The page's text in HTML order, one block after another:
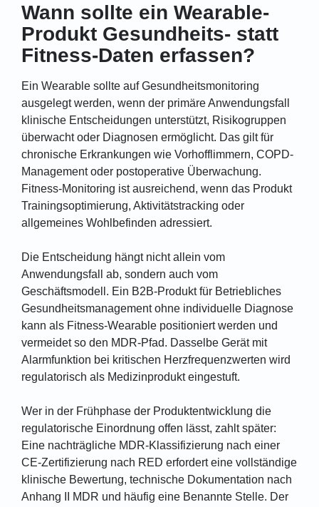
Wann sollte ein Wearable-
Produkt Gesundheits- statt
Fitness-Daten erfassen?
Ein Wearable sollte auf Gesundheitsmonitoring
ausgelegt werden, wenn der primäre Anwendungsfall
klinische Entscheidungen unterstützt, Risikogruppen
überwacht oder Diagnosen ermöglicht. Das gilt für
chronische Erkrankungen wie Vorhofflimmern, COPD-
Management oder postoperative Überwachung.
Fitness-Monitoring ist ausreichend, wenn das Produkt
Trainingsoptimierung, Aktivitätstracking oder
allgemeines Wohlbefinden adressiert.
Die Entscheidung hängt nicht allein vom
Anwendungsfall ab, sondern auch vom
Geschäftsmodell. Ein B2B-Produkt für Betriebliches
Gesundheitsmanagement ohne individuelle Diagnose
kann als Fitness-Wearable positioniert werden und
vermeidet so den MDR-Pfad. Dasselbe Gerät mit
Alarmfunktion bei kritischen Herzfrequenzwerten wird
regulatorisch als Medizinprodukt eingestuft.
Wer in der Frühphase der Produktentwicklung die
regulatorische Einordnung offen lässt, zahlt später:
Eine nachträgliche MDR-Klassifizierung nach einer
CE-Zertifizierung nach RED erfordert eine vollständige
klinische Bewertung, technische Dokumentation nach
Anhang II MDR und häufig eine Benannte Stelle. Der